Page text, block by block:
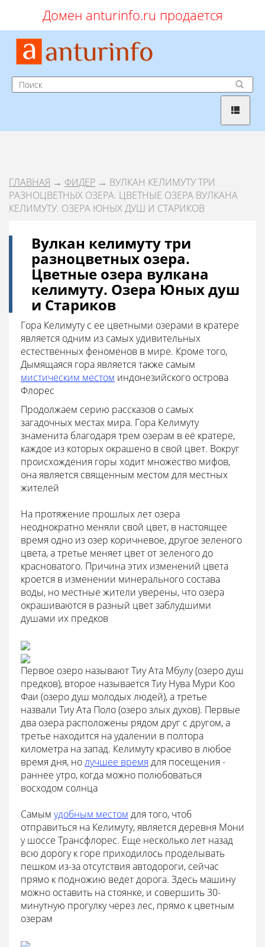
Домен anturinfo.ru продается
ГЛАВНАЯ → ФИДЕР → ВУЛКАН КЕЛИМУТУ ТРИ
РАЗНОЦВЕТНЫХ ОЗЕРА. ЦВЕТНЫЕ ОЗЕРА ВУЛКАНА
КЕЛИМУТУ. ОЗЕРА ЮНЫХ ДУШ И СТАРИКОВ
Вулкан келимуту три
разноцветных озера.
Цветные озера вулкана
келимуту. Озера Юных душ
и Стариков
Гора Келимуту с ее цветными озерами в кратере
является одним из самых удивительных
естественных феноменов в мире. Кроме того,
Дымящаяся гора является также самым
мистическим местом индонезийского острова
Флорес
Продолжаем серию рассказов о самых
загадочных местах мира. Гора Келимуту
знаменита благодаря трем озерам в её кратере,
каждое из которых окрашено в свой цвет. Вокруг
происхождения горы ходит множество мифов,
она является священным местом для местных
жителей
На протяжение прошлых лет озера
неоднократно меняли свой цвет, в настоящее
время одно из озер коричневое, другое зеленого
цвета, а третье меняет цвет от зеленого до
красноватого. Причина этих изменений цвета
кроется в изменении минерального состава
воды, но местные жители уверены, что озера
окрашиваются в разный цвет заблудшими
душами их предков
Первое озеро называют Тиу Ата Мбулу (озеро душ
предков), второе называется Тиу Нува Мури Коо
Фаи (озеро душ молодых людей), а третье
назвали Тиу Ата Поло (озеро злых духов). Первые
два озера расположены рядом друг с другом, а
третье находится на удалении в полтора
километра на запад. Келимуту красиво в любое
время дня, нолучшее время для посещения -
раннее утро, когда можно полюбоваться
восходом солнца
Самым удобным местом для того, чтоб
отправиться на Келимуту, является деревня Мони
у шоссе Трансфлорес. Еще несколько лет назад
всю дорогу к горе приходилось проделывать
пешком из-за отсутствия автодороги, сейчас
прямо к подножию ведет дорога. Здесь машину
можно оставить на стоянке, и совершить 30-
минутную прогулку через лес, прямо к цветным
озерам